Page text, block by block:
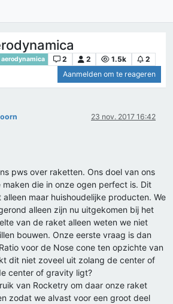
2 2 1.5k
2
Aanmelden om te reageren
23 nov. 2017 16:42
pws over raketten. Ons doel van ons
die in onze ogen perfect is. Dit
maar huishoudelijke producten. We
alleen zijn nu uitgekomen bij het
van de raket alleen weten we niet
bouwen. Onze eerste vraag is dan
voor de Nose cone ten opzichte van
dit niet zoveel uit zolang de center of
center of gravity ligt?
van Rocketry om daar onze raket
zodat we alvast voor een groot deel